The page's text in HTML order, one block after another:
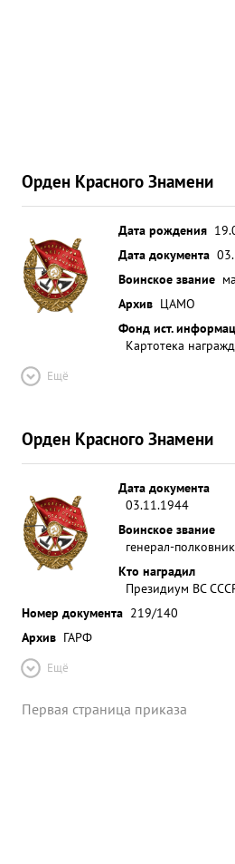
Орден Красного Знамени
Дата рождения
Дата документа
Воинское звание
Архив ЦАМО
Фонд ист.
Картотека
Ещё
Орден Красного Знамени
Дата документа
03.11.1944
Воинское звание
генерал-полковник
Кто наградил
Президиум ВС
Номер документа 219/140
Архив ГАРФ
Ещё
Первая страница приказа